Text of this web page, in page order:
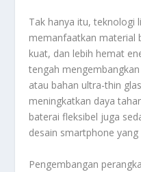
Tak hanya itu, teknologi
memanfaatkan material
kuat, dan lebih hemat
tengah
atau bahan ultra-thin
meningkatkan daya
baterai fleksibel juga
desain smartphone
Pengembangan